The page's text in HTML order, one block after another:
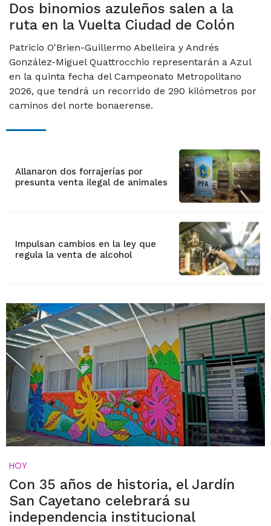
Dos binomios azuleños salen a la
ruta en la Vuelta Ciudad de Colón
Patricio O'Brien-Guillermo Abelleira y Andrés
González-Miguel Quattrocchio representarán a Azul
en la quinta fecha del Campeonato Metropolitano
2026, que tendrá un recorrido de 290 kilómetros por
caminos del norte bonaerense.
Allanaron dos forrajerías por
presunta venta ilegal de animales
Impulsan cambios en la ley que
regula la venta de alcohol
HOY
Con 35 años de historia, el Jardín
San Cayetano celebrará su
independencia institucional